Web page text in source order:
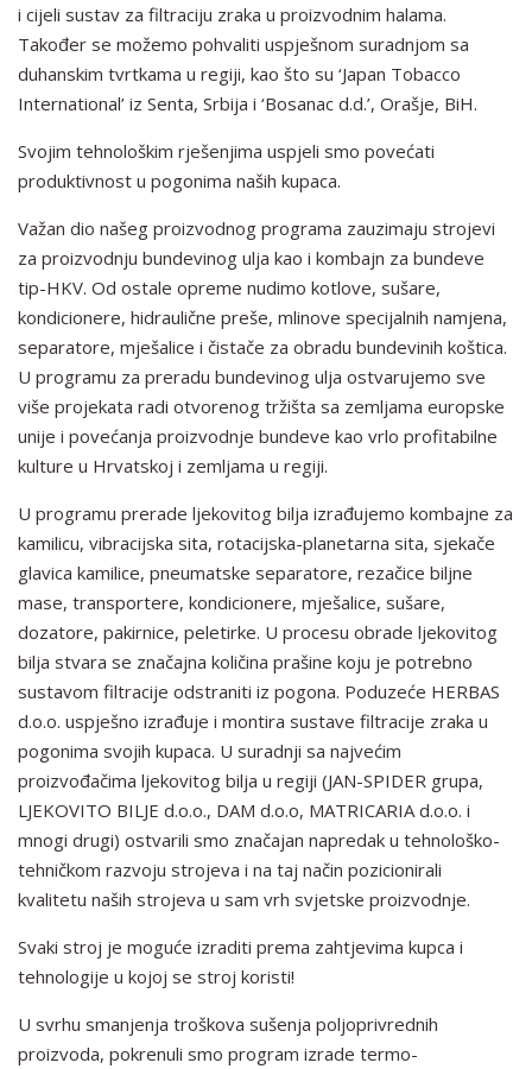
i cijeli sustav za filtraciju zraka u proizvodnim halama.
Također se možemo pohvaliti uspješnom suradnjom sa
duhanskim tvrtkama u regiji, kao što su ‘Japan Tobacco
International’ iz Senta, Srbija i ‘Bosanac d.d.’, Orašje, BiH.
Svojim tehnološkim rješenjima uspjeli smo povećati
produktivnost u pogonima naših kupaca.
Važan dio našeg proizvodnog programa zauzimaju strojevi
za proizvodnju bundevinog ulja kao i kombajn za bundeve
tip-HKV. Od ostale opreme nudimo kotlove, sušare,
kondicionere, hidraulične preše, mlinove specijalnih namjena,
separatore, mješalice i čistače za obradu bundevinih koštica.
U programu za preradu bundevinog ulja ostvarujemo sve
više projekata radi otvorenog tržišta sa zemljama europske
unije i povećanja proizvodnje bundeve kao vrlo profitabilne
kulture u Hrvatskoj i zemljama u regiji.
U programu prerade ljekovitog bilja izrađujemo kombajne za
kamilicu, vibracijska sita, rotacijska-planetarna sita, sjekače
glavica kamilice, pneumatske separatore, rezačice biljne
mase, transportere, kondicionere, mješalice, sušare,
dozatore, pakirnice, peletirke. U procesu obrade ljekovitog
bilja stvara se značajna količina prašine koju je potrebno
sustavom filtracije odstraniti iz pogona. Poduzeće HERBAS
d.o.o. uspješno izrađuje i montira sustave filtracije zraka u
pogonima svojih kupaca. U suradnji sa najvećim
proizvođačima ljekovitog bilja u regiji (JAN-SPIDER grupa,
LJEKOVITO BILJE d.o.o., DAM d.o.o, MATRICARIA d.o.o. i
mnogi drugi) ostvarili smo značajan napredak u tehnološko-
tehničkom razvoju strojeva i na taj način pozicionirali
kvalitetu naših strojeva u sam vrh svjetske proizvodnje.
Svaki stroj je moguće izraditi prema zahtjevima kupca i
tehnologije u kojoj se stroj koristi!
U svrhu smanjenja troškova sušenja poljoprivrednih
proizvoda, pokrenuli smo program izrade termo-